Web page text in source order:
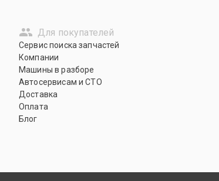
Для покупателей
Сервис поиска запчастей
Компании
Машины в разборе
Автосервисам и СТО
Доставка
Оплата
Блог